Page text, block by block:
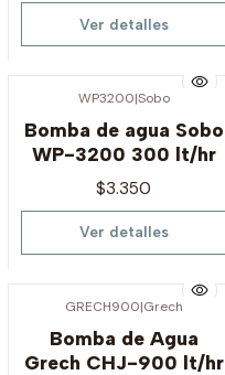
Ver detalles
WP3200|Sobo
Bomba de agua Sobo
WP-3200 300 lt/hr
$3.350
Ver detalles
GRECH900|Grech
Bomba de Agua
Grech CHJ-900 lt/hr